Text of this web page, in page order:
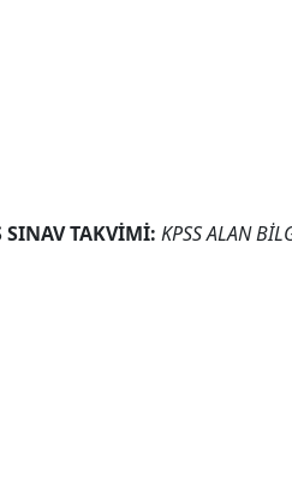
SINAV TAKVİMİ: KPSS ÖN